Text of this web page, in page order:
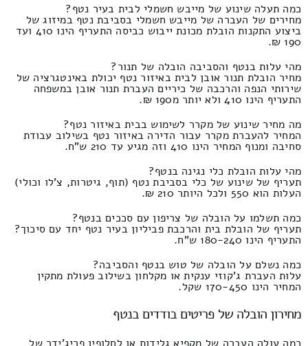
כמה תעלה שינוע של מייבש חשמלי לבית בעיר נטף?
מחירים של העברה של מייבש חשמלי בסביבת נטף במיזוג של
ביצוע התקנות הובלת מכונת ייבוש כביסה התעריף הינו 410 ועד
190 ₪.
מהי עלות בנטף והסביבה הובלה של תנור?
מחיר הובלת תנור אובן לבית באיזור נטף יכולת באינטגרציה של
שירותי הנפה והרכבה של כיריים העברת תנור אובן במשפחה
התעריף הינו 410 ולא יותר מ190 ₪.
מה מחיר שינוע של מקרר לשימוש בבית באיזור נטף?
המחיר להעברת מקרר עבור הדירה באיזור נטף בשילוב עבודת
סחיבה ומנוף המחיר הינו 410 וזה מגיע עד 210 ש"ח.
מהי עלות הובלת כלי נגינה בנטף?
תעריף של שינוע של כלי בסביבת נטף (תוף, גיטרות, צ'לו וכולי)
העלות הוא 550 ולכל היותר 210 ₪.
כמה תשלמו על הובלה של צריפון עם סככים בנטף?
תעריף של הובלת בית והרכבת פביליון בעיר נטף יחד עם סיכוך?
התעריף הינו 180-240 ש"ח.
כמה נשלם על הובלה של טוש בנטף והסביבה?
עלות העברת ג'קוזי ענקית או מקלחון בשילוב פעולת מתקין
המחיר הינו 170-450 שקל.
מחירון הובלה של פריטים בודדים בנטף